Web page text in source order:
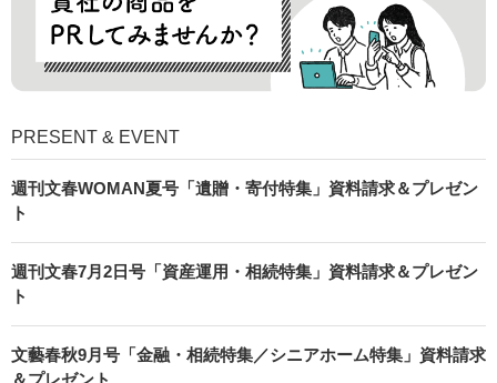
PRESENT & EVENT
週刊文春WOMAN夏号「遺贈・寄付特集」資料請求＆プレゼン
ト
週刊文春7月2日号「資産運用・相続特集」資料請求＆プレゼン
ト
文藝春秋9月号「金融・相続特集／シニアホーム特集」資料請求
＆プレゼント